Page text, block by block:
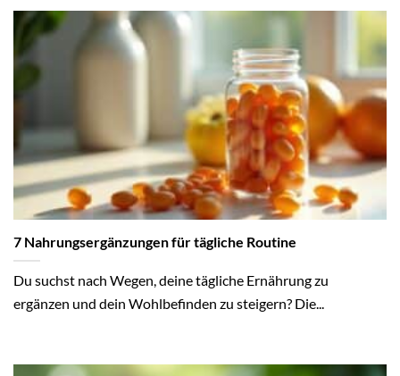
7 Nahrungsergänzungen für tägliche Routine
Du suchst nach Wegen, deine tägliche Ernährung zu
ergänzen und dein Wohlbefinden zu steigern? Die...